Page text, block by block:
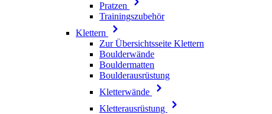
Pratzen
Trainingszubehör
Klettern
Zur Übersichtsseite Klettern
Boulderwände
Bouldermatten
Boulderausrüstung
Kletterwände
Kletterausrüstung